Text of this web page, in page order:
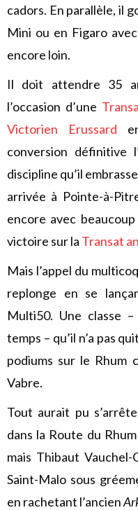
cadors. En parallèle, il
Mini ou en Figaro avec
encore loin.
Il doit attendre 35
l’occasion d’une
Victorien Erussard
conversion définitive
discipline qu’il
arrivée à Pointe-à-
encore avec
victoire sur la Transat
Mais l’appel du
replonge en se
Multi50. Une classe
temps – qu’il n’a pas
podiums sur le Rhum
Vabre.
Tout aurait pu
dans la Route du
mais Thibaut Vauchel-
Saint-Malo sous
en rachetant l’ancien